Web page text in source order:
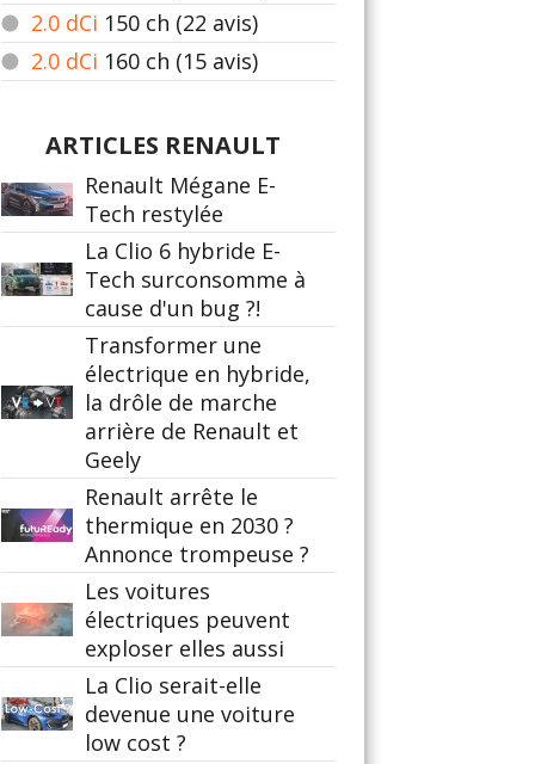
2.0 dCi 150 ch (22 avis)
2.0 dCi 160 ch (15 avis)
ARTICLES RENAULT
Renault Mégane E-
Tech restylée
La Clio 6 hybride E-
Tech surconsomme à
cause d'un bug ?!
Transformer une
électrique en hybride,
la drôle de marche
arrière de Renault et
Geely
Renault arrête le
thermique en 2030 ?
Annonce trompeuse ?
Les voitures
électriques peuvent
exploser elles aussi
La Clio serait-elle
devenue une voiture
low cost ?